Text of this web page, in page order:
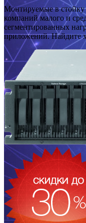
Монтируемые в стойку
компаний малого и
сегментированных
приложений. Найдите